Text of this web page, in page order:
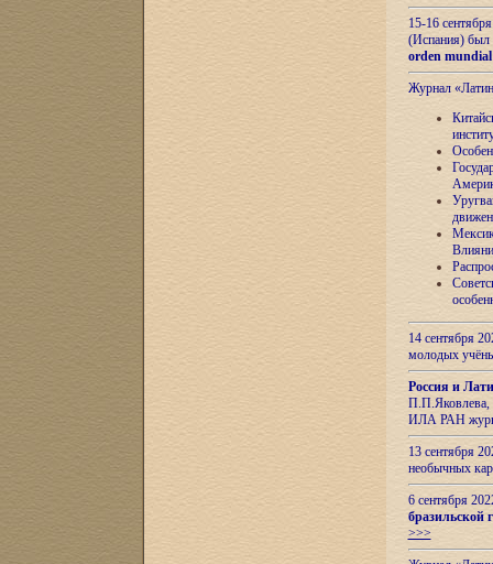
15-16
(Испания) был
orden
Журнал
14 сентября
молодых
Россия и
П.П.Яковлева,
ИЛА РАН
13 сентября
необычных
6 сентября
бразильской
>>>